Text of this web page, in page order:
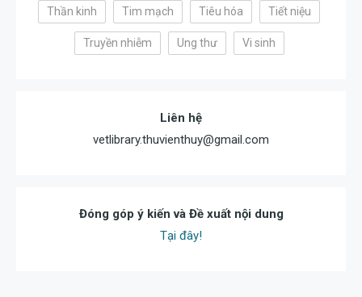
Thần kinh Tim mạch Tiêu hóa Tiết niệu
Truyền nhiễm Ung thư Vi sinh
Liên hệ
vetlibrary.thuvienthuy@gmail.com
Đóng góp ý kiến và Đề xuất nội dung
Tại đây!